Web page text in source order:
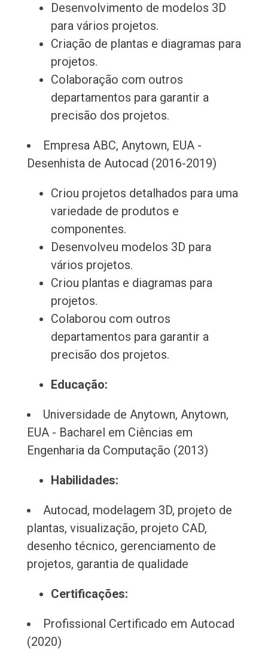
Desenvolvimento de modelos 3D
para vários projetos.
Criação de plantas e diagramas para
projetos.
Colaboração com outros
departamentos para garantir a
precisão dos projetos.
Empresa ABC, Anytown, EUA -
Desenhista de Autocad (2016-2019)
Criou projetos detalhados para uma
variedade de produtos e
componentes.
Desenvolveu modelos 3D para
vários projetos.
Criou plantas e diagramas para
projetos.
Colaborou com outros
departamentos para garantir a
precisão dos projetos.
Educação:
Universidade de Anytown, Anytown,
EUA - Bacharel em Ciências em
Engenharia da Computação (2013)
Habilidades:
Autocad, modelagem 3D, projeto de
plantas, visualização, projeto CAD,
desenho técnico, gerenciamento de
projetos, garantia de qualidade
Certificações:
Profissional Certificado em Autocad
(2020)